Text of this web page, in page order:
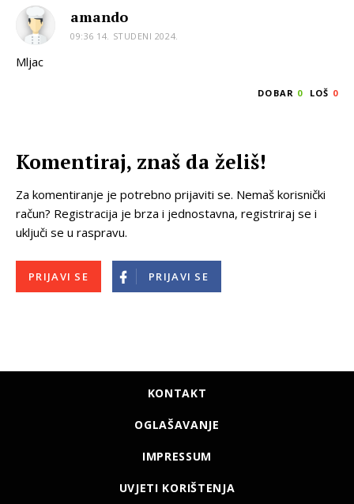
amando
09:36 14. STUDENI 2024.
Mljac
DOBAR 0 LOŠ 0
Komentiraj, znaš da želiš!
Za komentiranje je potrebno prijaviti se. Nemaš korisnički
račun? Registracija je brza i jednostavna, registriraj se i
uključi se u raspravu.
PRIJAVI SE PRIJAVI SE
KONTAKT
OGLAŠAVANJE
IMPRESSUM
UVJETI KORIŠTENJA